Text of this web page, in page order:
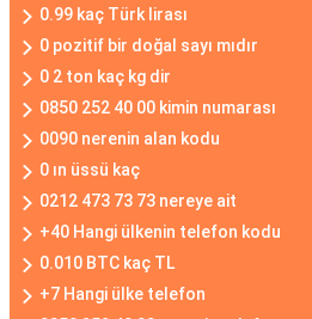
0.99 kaç Türk lirası
0 pozitif bir doğal sayı mıdır
0 2 ton kaç kg dir
0850 252 40 00 kimin numarası
0090 nerenin alan kodu
0 ın üssü kaç
0212 473 73 73 nereye ait
+40 Hangi ülkenin telefon kodu
0.010 BTC kaç TL
+7 Hangi ülke telefon